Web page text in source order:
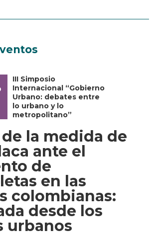
III Simposio
Internacional “Gobierno
Urbano: debates entre
lo urbano y lo
metropolitano”
la medida de
ante el
de
en las
colombianas:
desde los
urbanos